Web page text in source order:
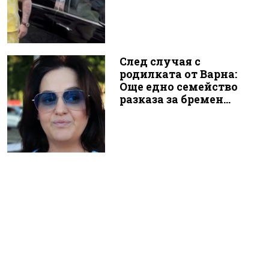
След случая с
родилката от Варна:
Още едно семейство
разказа за бремен...